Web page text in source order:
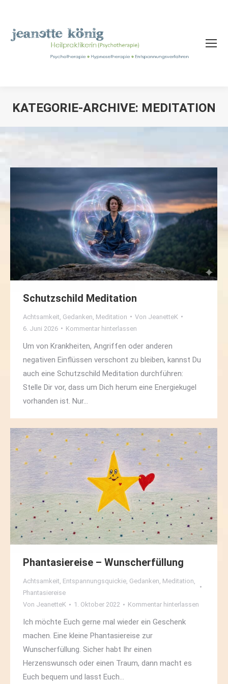
KATEGORIE-ARCHIVE: MEDITATION
Schutzschild Meditation
Achtsamkeit Gedanken Meditation Von JeanetteK
6. Juni 2026
Kommentar hinterlassen
Um von Krankheiten, Angriffen oder anderen
negativen Einflüssen verschont zu bleiben, kannst Du
auch eine Schutzschild Meditation durchführen:
Stelle Dir vor, dass um Dich herum eine Energiekugel
vorhanden ist. Nur…
Phantasiereise – Wunscherfüllung
Achtsamkeit, Entspannungsquickie, Gedanken, Meditation,
Phantasiereise
Von JeanetteK 1. Oktober 2022 Kommentar hinterlassen
Ich möchte Euch gerne mal wieder ein Geschenk
machen. Eine kleine Phantasiereise zur
Wunscherfüllung. Sicher habt Ihr einen
Herzenswunsch oder einen Traum, dann macht es
Euch bequem und lasst Euch…